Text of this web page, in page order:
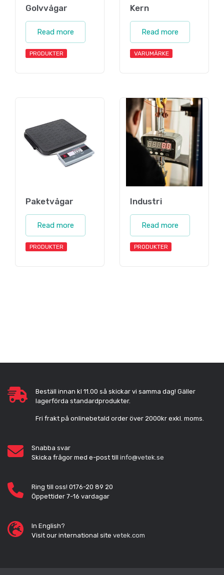
Golvvågar
Read more
PRODUKTER
Kern
Read more
VARUMÄRKE
Paketvågar
Read more
PRODUKTER
Industri
Read more
PRODUKTER
Beställ innan kl 11.00 så skickar vi samma dag! Gäller
lagerförda standardprodukter.
Fri frakt på onlinebetald order över 2000kr exkl. moms.
Snabba svar
Skicka frågor med e-post till info@vetek.se
Ring till oss! 0176-20 89 20
Öppettider 7-16 vardagar
In English?
Visit our international site vetek.com